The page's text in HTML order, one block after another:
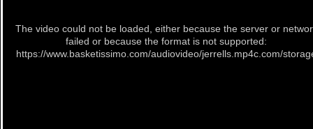
The video could not be loaded, either because the server or
failed or because the format is not supported:
https://www.basketissimo.com/audiovideo/jerrells.mp4c.com/